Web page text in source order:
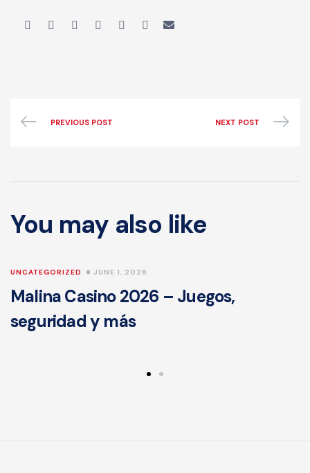
PREVIOUS POST NEXT POST
You may also like
Malina Casino 2026 – Juegos,
seguridad y más
UNCATEGORIZED JUNE 1, 2026